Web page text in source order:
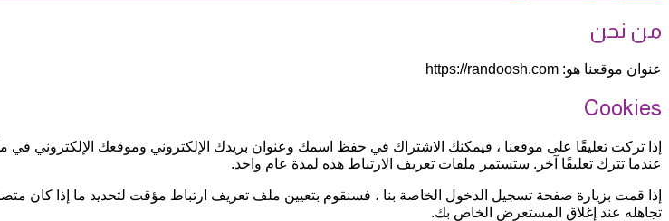
من نحن
عنوان موقعنا هو: https://randoosh.com
Cookies
إذا تركت تعليقًا على موقعنا ، فيمكنك الاشتراك في حفظ اسمك وعنوان بريدك الإلكتروني وموقعك الإلكتروني
عندما تترك تعليقًا آخر. ستستمر ملفات تعريف الارتباط هذه لمدة عام واحد.
إذا قمت بزيارة صفحة تسجيل الدخول الخاصة بنا ، فسنقوم بتعيين ملف تعريف ارتباط مؤقت لتحديد ما إذا كان
تجاهله عند إغلاق المستعرض الخاص بك.